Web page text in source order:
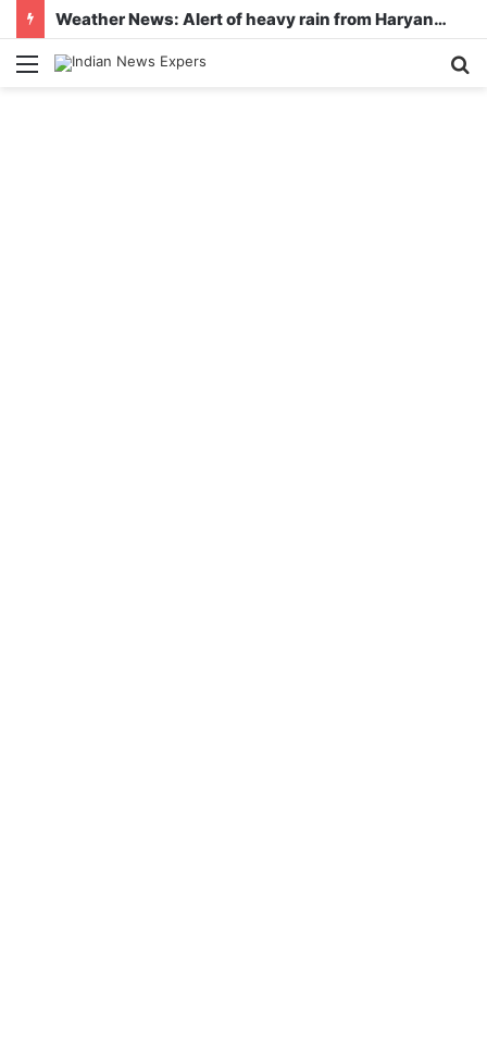
Weather News: Alert of heavy rain from Haryana-Gujarat to Odisha, monsoon is active in many states
Menu